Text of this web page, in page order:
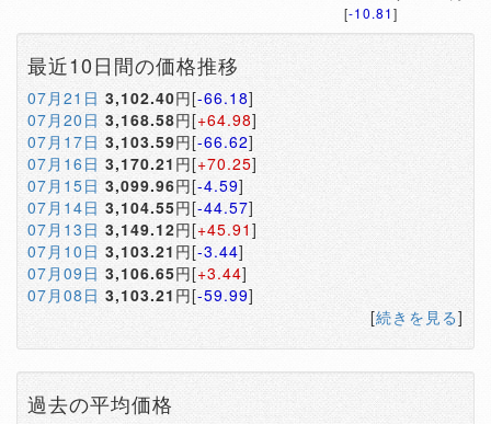
[-10.81]
最近10日間の価格推移
07月21日 3,102.40円[-66.18]
07月20日 3,168.58円[+64.98]
07月17日 3,103.59円[-66.62]
07月16日 3,170.21 円[+70.25]
07月15日 3,099.96円[-4.59]
07月14日 3,104.55円[-44.57]
07月13日 3,149.12円[+45.91 ]
07月10日 3,103.21円[-3.44]
07月09日 3,106.65円[+3.44]
07月08日 3,103.21 円[-59.99]
[続きを見る]
過去の平均価格